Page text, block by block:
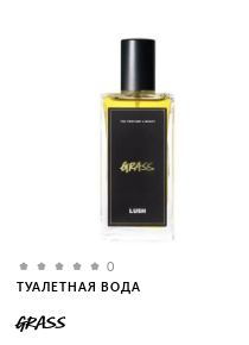
0
ТУАЛЕТНАЯ ВОДА
GRASS